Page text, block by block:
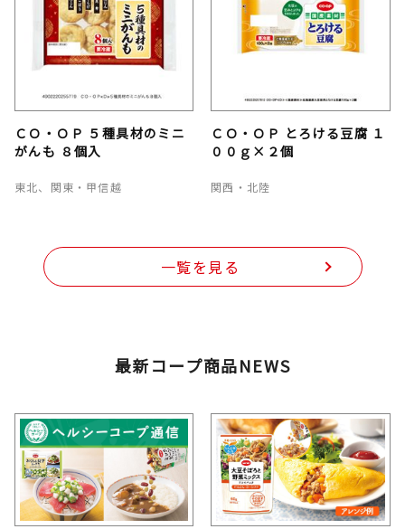
ＣＯ・ＯＰ ５種具材のミニ
がんも ８個入
東北、関東・甲信越
ＣＯ・ＯＰ とろける豆腐 １
００ｇ×２個
関西・北陸
一覧を見る
最新コープ商品NEWS